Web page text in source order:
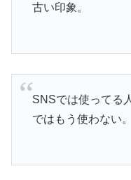
古い印象。
SNSでは使ってる
ではもう使わない。